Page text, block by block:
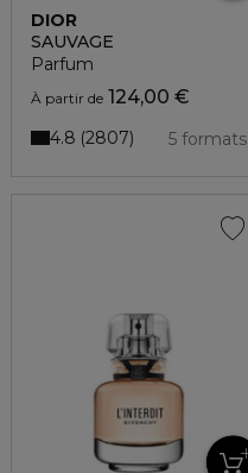
DIOR
SAUVAGE
Parfum
À partir de 124,00 €
5 formats
4.8 2807